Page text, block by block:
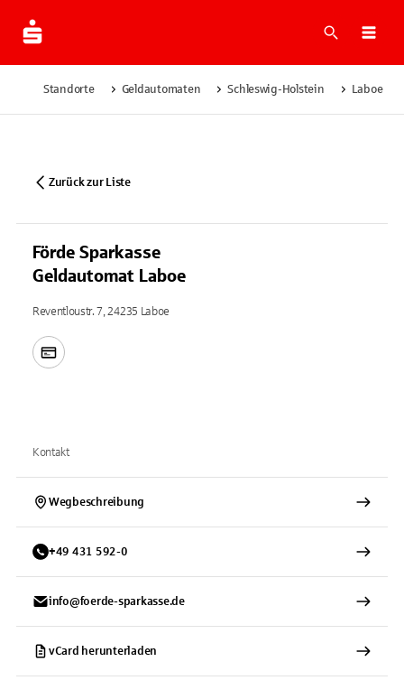
Suche
Standorte Geldautomaten Schleswig-Holstein Laboe
Zurück zur Liste
Förde Sparkasse
Geldautomat Laboe
Reventloustr. 7, 24235 Laboe
Kontakt
Wegbeschreibung
+49 431 592-0
info@foerde-sparkasse.de
vCard herunterladen